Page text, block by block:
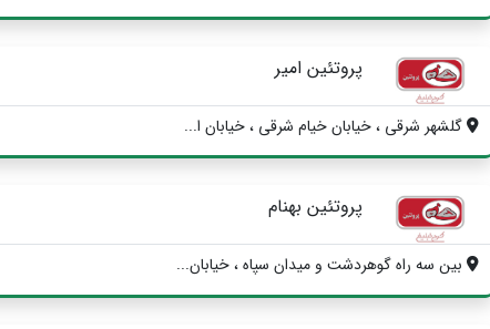
پروتئین امیر
گلشهر شرقی ، خیابان خیام شرقی ، خیابان ا...
پروتئین بهنام
بین سه راه گوهردشت و میدان سپاه ، خیابان...